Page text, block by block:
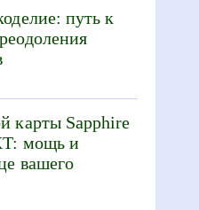
путь к
карты Sapphire
мощь и
вашего